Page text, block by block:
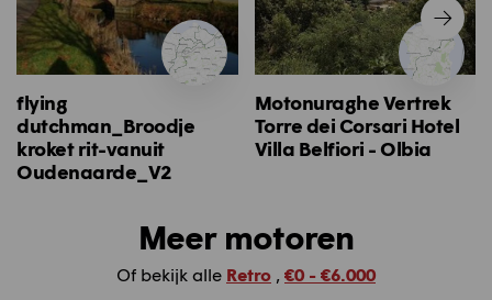
flying
dutchman_Broodje
kroket rit-vanuit
Oudenaarde_V2
Motonuraghe Vertrek
Torre dei Corsari Hotel
Villa Belfiori - Olbia
Meer motoren
Of bekijk alle Retro €0 - €6.000